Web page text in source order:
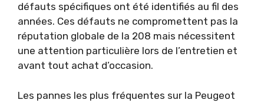
défauts spécifiques ont été identifiés au fil des
années. Ces défauts ne compromettent pas la
réputation globale de la 208 mais nécessitent
une attention particulière lors de l’entretien et
avant tout achat d’occasion.
Les pannes les plus fréquentes sur la Peugeot